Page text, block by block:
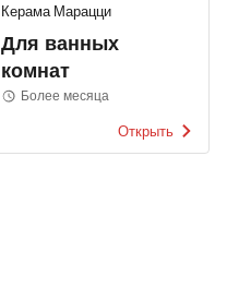
Керама Марацци
Для ванных
комнат
Более месяца
Открыть